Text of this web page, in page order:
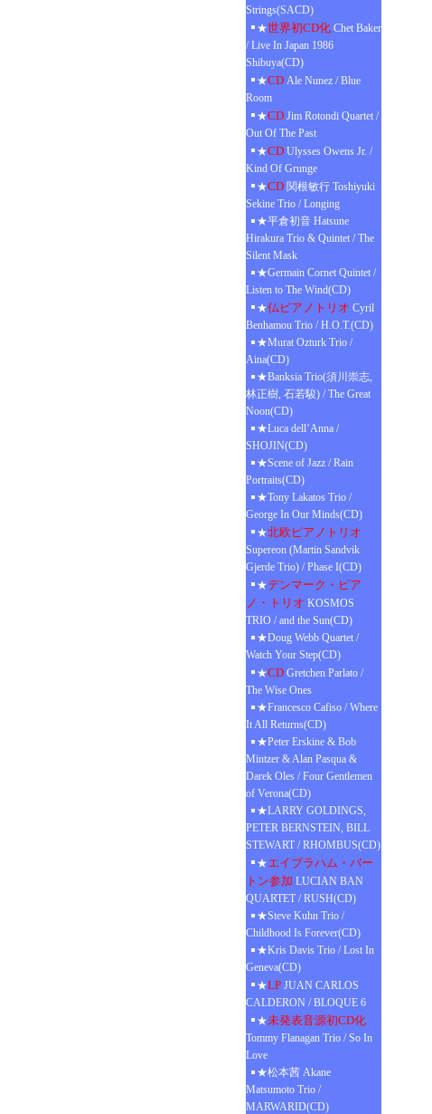
Strings(SACD)
★世界初CD化 Chet Baker
/ Live In Japan 1986
Shibuya(CD)
★CD Ale Nunez / Blue
Room
★CD Jim Rotondi Quartet /
Out Of The Past
★CD Ulysses Owens Jr. /
Kind Of Grunge
★CD 関根敏行 Toshiyuki
Sekine Trio / Longing
★平倉初音 Hatsune
Hirakura Trio & Quintet / The
Silent Mask
★Germain Cornet Quintet /
Listen to The Wind(CD)
★仏ピアノトリオ Cyril
Benhamou Trio / H.O.T.(CD)
★Murat Ozturk Trio /
Aina(CD)
★Banksia Trio(須川崇志,
林正樹, 石若駿) / The Great
Noon(CD)
★Luca dell’Anna /
SHOJIN(CD)
★Scene of Jazz / Rain
Portraits(CD)
★Tony Lakatos Trio /
George In Our Minds(CD)
★北欧ピアノトリオ
Supereon (Martin Sandvik
Gjerde Trio) / Phase I(CD)
★デンマーク・ピア
ノ・トリオ KOSMOS
TRIO / and the Sun(CD)
★Doug Webb Quartet /
Watch Your Step(CD)
★CD Gretchen Parlato /
The Wise Ones
★Francesco Cafiso / Where
It All Returns(CD)
★Peter Erskine & Bob
Mintzer & Alan Pasqua &
Darek Oles / Four Gentlemen
of Verona(CD)
★LARRY GOLDINGS,
PETER BERNSTEIN, BILL
STEWART / RHOMBUS(CD)
★エイブラハム・バー
トン参加 LUCIAN BAN
QUARTET / RUSH(CD)
★Steve Kuhn Trio /
Childhood Is Forever(CD)
★Kris Davis Trio / Lost In
Geneva(CD)
★LP JUAN CARLOS
CALDERON / BLOQUE 6
★未発表音源初CD化
Tommy Flanagan Trio / So In
Love
★松本茜 Akane
Matsumoto Trio /
MARWARID(CD)